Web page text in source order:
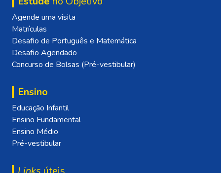
Agende uma visita
Matrículas
Desafio de Português e Matemática
Desafio Agendado
Concurso de Bolsas (Pré-vestibular)
Ensino
Educação Infantil
Ensino Fundamental
Ensino Médio
Pré-vestibular